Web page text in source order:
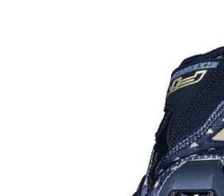
странице
товара.